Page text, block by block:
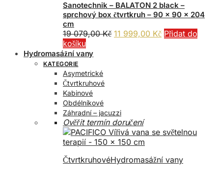
Sanotechnik – BALATON 2 black –
sprchový box čtvrtkruh – 90 x 90 x 204
cm
19 079,00Kč Původní
11 999,00 KčAktuální
Přidat do
košíku
Hydromasážní vany
KATEGORIE
Asymetrické
Čtvrtkruhové
Kabinové
Obdélníkové
Záhradní – jacuzzi
Ověřit termín doručení
ČtvrtkruhovéHydromasážní vany